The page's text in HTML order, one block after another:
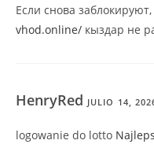
Если снова
vhod.online/ кыздар не
HenryRed JULIO 14,
logowanie do lotto